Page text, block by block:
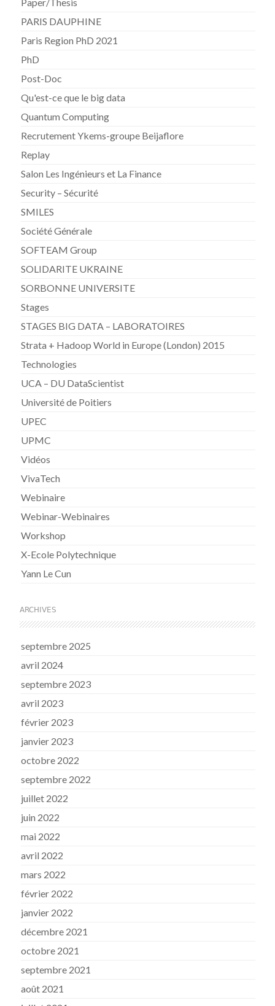
Paper/Thesis
PARIS DAUPHINE
Paris Region PhD 2021
PhD
Post-Doc
Qu'est-ce que le big data
Quantum Computing
Recrutement Ykems-groupe Beijaflore
Replay
Salon Les Ingénieurs et La Finance
Security – Sécurité
SMILES
Société Générale
SOFTEAM Group
SOLIDARITE UKRAINE
SORBONNE UNIVERSITE
Stages
STAGES BIG DATA – LABORATOIRES
Strata + Hadoop World in Europe (London) 2015
Technologies
UCA – DU DataScientist
Université de Poitiers
UPEC
UPMC
Vidéos
VivaTech
Webinaire
Webinar-Webinaires
Workshop
X-Ecole Polytechnique
Yann Le Cun
ARCHIVES
septembre 2025
avril 2024
septembre 2023
avril 2023
février 2023
janvier 2023
octobre 2022
septembre 2022
juillet 2022
juin 2022
mai 2022
avril 2022
mars 2022
février 2022
janvier 2022
décembre 2021
octobre 2021
septembre 2021
août 2021